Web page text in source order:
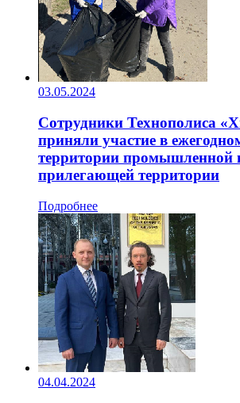
03.05.2024
Сотрудники Технополиса
приняли участие в
территории промышленной
прилегающей территории
Подробнее
04.04.2024